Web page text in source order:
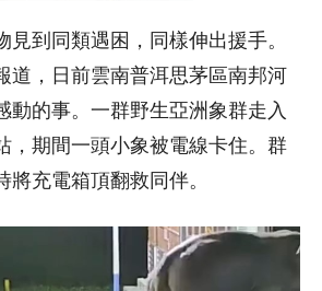
見到同類遇困，同樣伸出援手。
道，日前雲南普洱思茅區南邦河
動的事。一群野生亞洲象群走入
，期間一頭小象被電線卡住。群
將充電箱頂翻救同伴。